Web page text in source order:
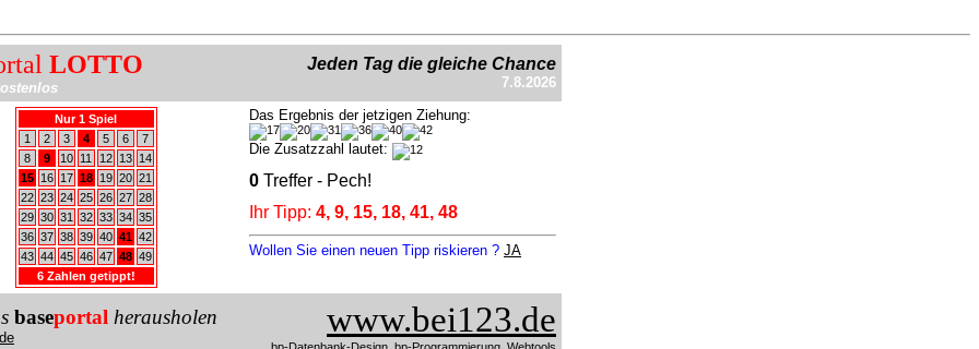
LOTTO Jeden Tag die gleiche Chance
7.8.2026
Nur 1 Spiel
1
2 3 4 5 6
7
8
9 10 11 12 13
14
15
16 17 18 19 20 21
22 23 24 25 26 27 28
29 30 31 32 33 34 35
36 37 38 39 40 41 42
43 44 45 46 47 48 49
6 Zahlen getippt!
Das Ergebnis der jetzigen Ziehung:
Die Zusatzzahl lautet:
0 Treffer - Pech!
Ihr Tipp: 4, 9, 15, 18, 41, 48
Wollen Sie einen neuen Tipp riskieren ? JA
baseportal herausholen www.bei123.de